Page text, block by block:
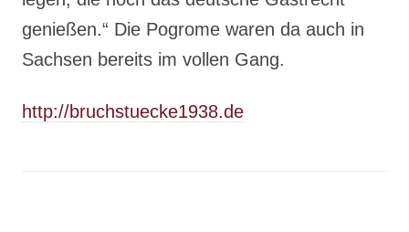
genießen.“ Die Pogrome waren da auch in
Sachsen bereits im vollen Gang.
http://bruchstuecke1938.de